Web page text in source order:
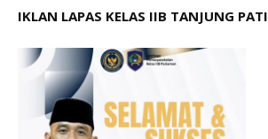
IKLAN LAPAS KELAS IIB TANJUNG PATI